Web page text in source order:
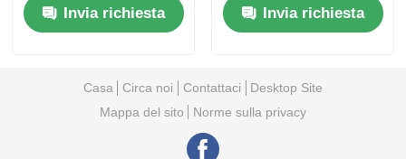
Invia richiesta
larga per un facile
riempimento
Invia richiesta
Casa Circa noi Contattaci
Desktop Site
Mappa del sito
Norme sulla privacy